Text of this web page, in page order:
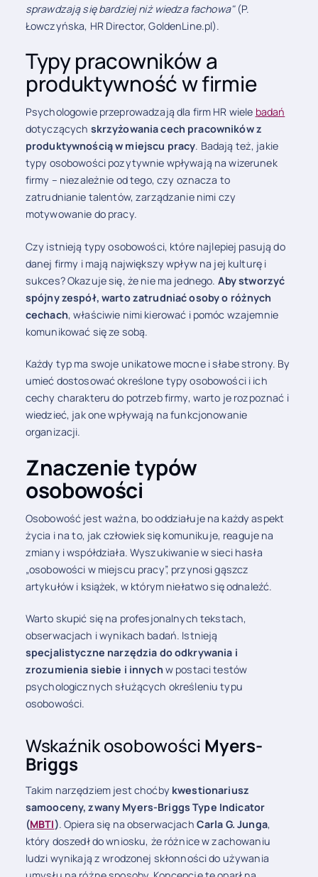
sprawdzają się bardziej niż wiedza fachowa" (P.
Łowczyńska, HR Director, GoldenLine.pl).
Typy pracowników a
produktywność w firmie
Psychologowie przeprowadzają dla firm HR wiele badań
dotyczących skrzyżowania cech pracowników z
produktywnością w miejscu pracy. Badają też, jakie
typy osobowości pozytywnie wpływają na wizerunek
firmy – niezależnie od tego, czy oznacza to
zatrudnianie talentów, zarządzanie nimi czy
motywowanie do pracy.
Czy istnieją typy osobowości, które najlepiej pasują do
danej firmy i mają największy wpływ na jej kulturę i
sukces? Okazuje się, że nie ma jednego. Aby stworzyć
spójny zespół, warto zatrudniać osoby o różnych
cechach, właściwie nimi kierować i pomóc wzajemnie
komunikować się ze sobą.
Każdy typ ma swoje unikatowe mocne i słabe strony. By
umieć dostosować określone typy osobowości i ich
cechy charakteru do potrzeb firmy, warto je rozpoznać i
wiedzieć, jak one wpływają na funkcjonowanie
organizacji.
Znaczenie typów
osobowości
Osobowość jest ważna, bo oddziałuje na każdy aspekt
życia i na to, jak człowiek się komunikuje, reaguje na
zmiany i współdziała. Wyszukiwanie w sieci hasła
„osobowości w miejscu pracy”, przynosi gąszcz
artykułów i książek, w którym niełatwo się odnaleźć.
Warto skupić się na profesjonalnych tekstach,
obserwacjach i wynikach badań. Istnieją
specjalistyczne narzędzia do odkrywania i
zrozumienia siebie i innych w postaci testów
psychologicznych służących określeniu typu
osobowości.
Wskaźnik osobowości Myers-
Briggs
Takim narzędziem jest choćby kwestionariusz
samooceny, zwany Myers-Briggs Type Indicator
(MBTI). Opiera się na obserwacjach Carla G. Junga,
który doszedł do wniosku, że różnice w zachowaniu
ludzi wynikają z wrodzonej skłonności do używania